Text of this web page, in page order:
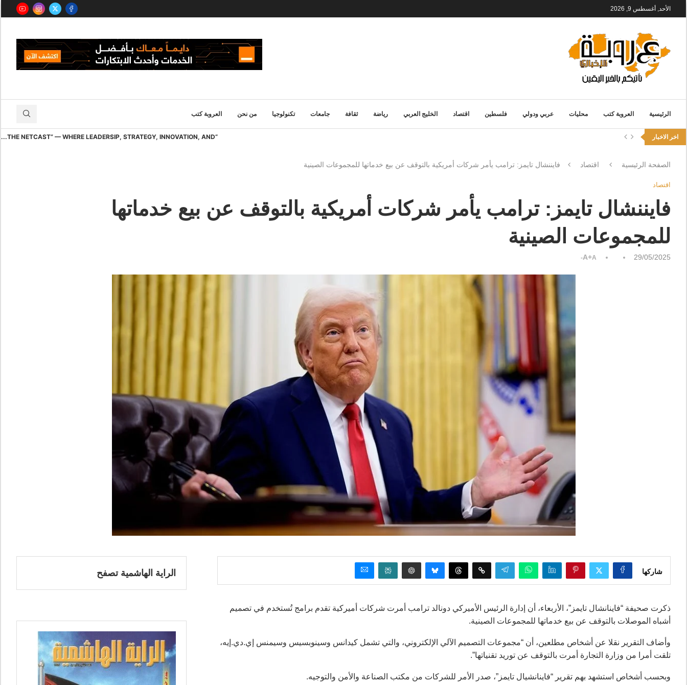
الأحد, أغسطس 9, 2026
الرئيسية العروبة كتب محليات عربي ودولي فلسطين اقتصاد الخليج العربي رياضة ثقافة جامعات تكنولوجيا من نحن العروبة كتب
اخر الاخبار “THE NETCAST” — WHERE LEADERSIP, STRATEGY, INNOVATION, AND...
الصفحة الرئيسية اقتصاد فايننشال تايمز: ترامب يأمر شركات أمريكية بالتوقف عن بيع خدماتها للمجموعات الصينية
اقتصاد
فايننشال تايمز: ترامب يأمر شركات أمريكية بالتوقف عن بيع خدماتها
للمجموعات الصينية
29/05/2025
A+A-
شاركها
ذكرت صحيفة “فاينانشال تايمز”، الأربعاء، أن إدارة الرئيس الأميركي دونالد ترامب أمرت شركات أميركية تقدم برامج تُستخدم في تصميم
أشباه الموصلات بالتوقف عن بيع خدماتها للمجموعات الصينية.
وأضاف التقرير نقلا عن أشخاص مطلعين، أن “مجموعات التصميم الآلي الإلكتروني، والتي تشمل كيدانس وسينوبسيس وسيمنس إي.دي.إيه،
تلقت أمرا من وزارة التجارة أمرت بالتوقف عن توريد تقنياتها”.
وبحسب أشخاص استشهد بهم تقرير “فاينانشيال تايمز”، صدر الأمر للشركات من مكتب الصناعة والأمن والتوجيه.
الراية الهاشمية تصفح